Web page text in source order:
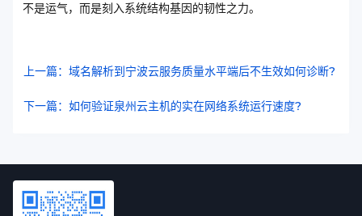
不是运气，而是刻入系统结构基因的韧性之力。
上一篇：域名解析到宁波云服务质量水平端后不生效如何诊断?
下一篇：如何验证泉州云主机的实在网络系统运行速度?